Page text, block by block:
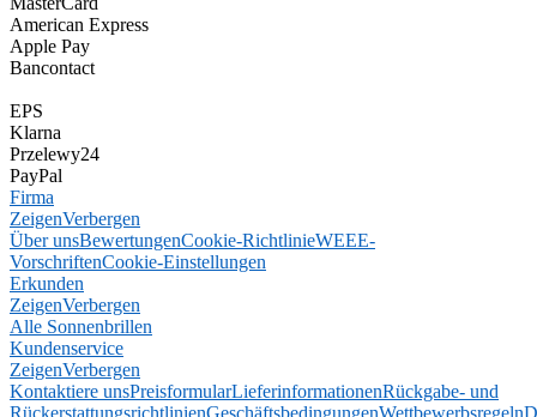
American Express
Apple Pay
Bancontact
EPS
Klarna
Przelewy24
PayPal
Firma
ZeigenVerbergen
Über unsBewertungenCookie-RichtlinieWEEE-
VorschriftenCookie-Einstellungen
Erkunden
ZeigenVerbergen
Alle Sonnenbrillen
Kundenservice
ZeigenVerbergen
Kontaktiere unsPreisformularLieferinformationenRückgabe- und
RückerstattungsrichtlinienGeschäftsbedingungenWettbewerbsregeln